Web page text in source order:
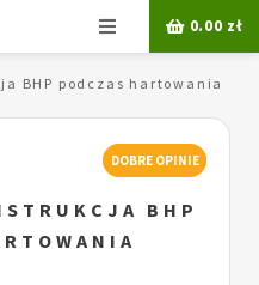
Menu 0.00 zł
BHP podczas hartowania
DOBRE OPINIE
BHP